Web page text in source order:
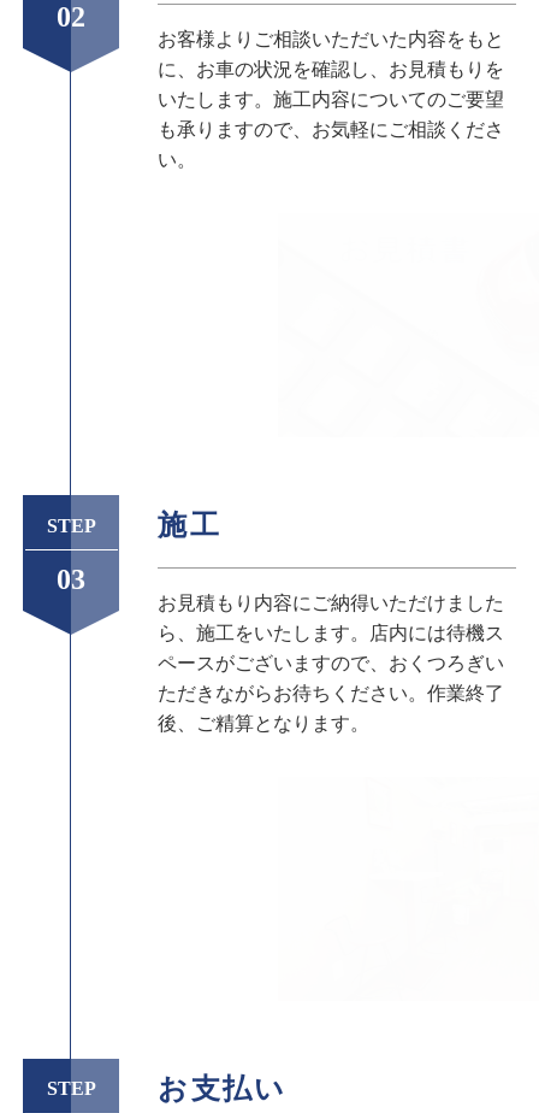
02
お客様よりご相談いただいた内容をもと
に、お車の状況を確認し、お見積もりを
いたします。施工内容についてのご要望
も承りますので、お気軽にご相談くださ
い。
STEP
03
施工
お見積もり内容にご納得いただけました
ら、施工をいたします。店内には待機ス
ペースがございますので、おくつろぎい
ただきながらお待ちください。作業終了
後、ご精算となります。
STEP お支払い